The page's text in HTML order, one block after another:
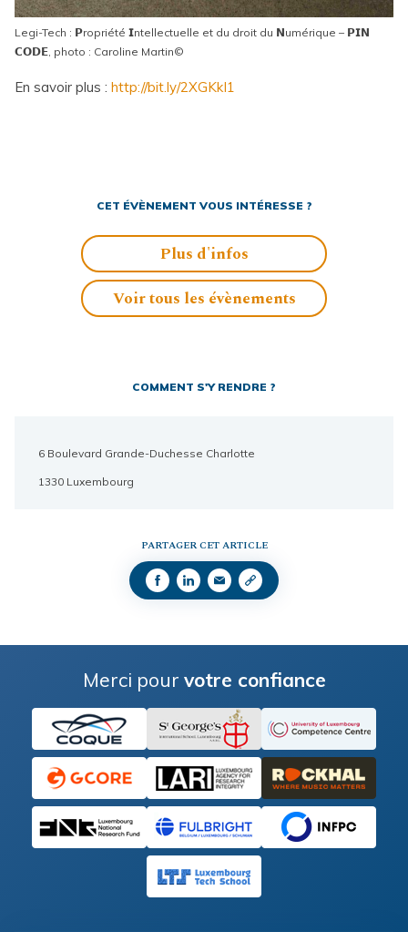
Legi-Tech : 𝗣ropriété 𝗜ntellectuelle et du droit du 𝗡umérique – 𝗣𝗜𝗡
𝗖𝗢𝗗𝗘, photo : Caroline Martin©
En savoir plus : http://bit.ly/2XGKkI1
CET ÉVÈNEMENT VOUS INTÉRESSE ?
Plus d'infos
Voir tous les évènements
COMMENT S'Y RENDRE ?
6 Boulevard Grande-Duchesse Charlotte
1330 Luxembourg
PARTAGER CET ARTICLE
Merci pour votre confiance